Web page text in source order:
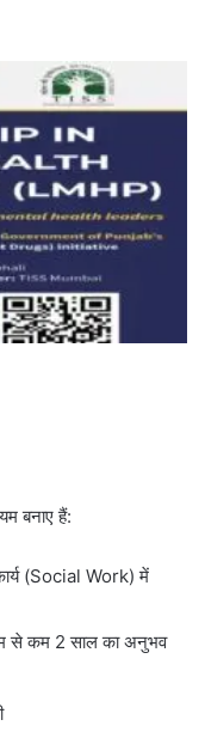
बनाए हैं:
(Social Work) में
से कम 2 साल का अनुभव